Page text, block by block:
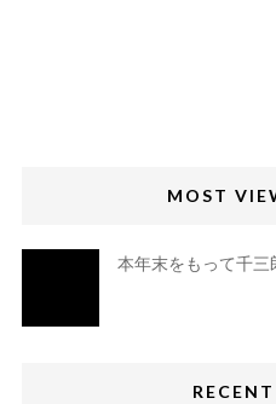
MOST
本年末をもって千三